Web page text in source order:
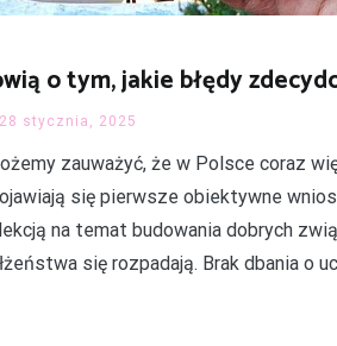
o tym, jakie błędy
28 stycznia, 2025
zauważyć, że w Polsce coraz
się pierwsze obiektywne
na temat budowania dobrych
się rozpadają. Brak dbania o